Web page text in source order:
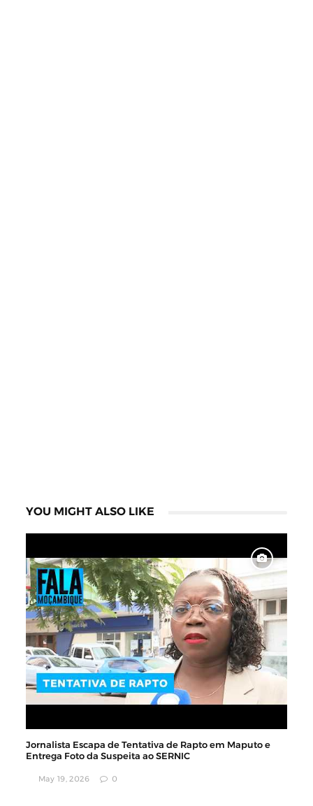
YOU MIGHT ALSO LIKE
Jornalista Escapa de Tentativa de Rapto em Maputo e
Entrega Foto da Suspeita ao SERNIC
May 19, 2026 0